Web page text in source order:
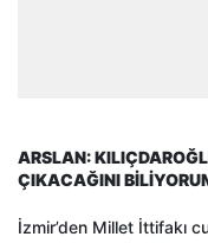
ARSLAN:
ÇIKACAĞINI
İzmir’den Millet İttifakı